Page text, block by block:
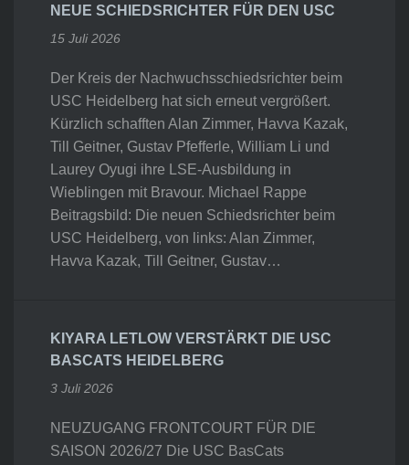
NEUE SCHIEDSRICHTER FÜR DEN USC
15 Juli 2026
Der Kreis der Nachwuchsschiedsrichter beim
USC Heidelberg hat sich erneut vergrößert.
Kürzlich schafften Alan Zimmer, Havva Kazak,
Till Geitner, Gustav Pfefferle, William Li und
Laurey Oyugi ihre LSE-Ausbildung in
Wieblingen mit Bravour. Michael Rappe
Beitragsbild: Die neuen Schiedsrichter beim
USC Heidelberg, von links: Alan Zimmer,
Havva Kazak, Till Geitner, Gustav…
KIYARA LETLOW VERSTÄRKT DIE USC
BASCATS HEIDELBERG
3 Juli 2026
NEUZUGANG FRONTCOURT FÜR DIE
SAISON 2026/27 Die USC BasCats